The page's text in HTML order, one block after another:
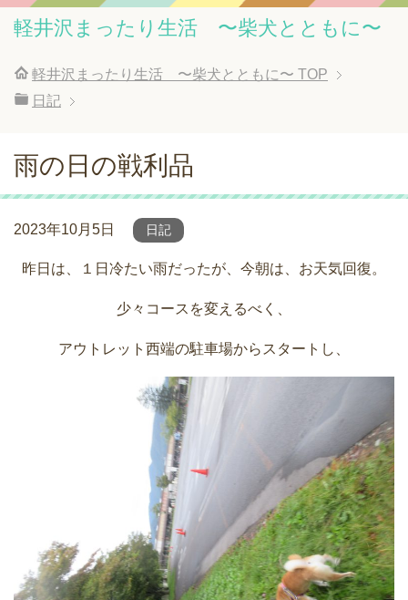
軽井沢まったり生活 〜柴犬とともに〜
軽井沢まったり生活 〜柴犬とともに〜 TOP
日記
雨の日の戦利品
2023年10月5日 日記
昨日は、１日冷たい雨だったが、今朝は、お天気回復。
少々コースを変えるべく、
アウトレット西端の駐車場からスタートし、